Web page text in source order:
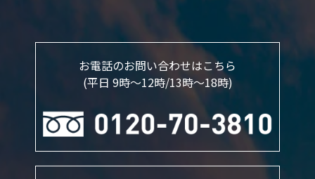
お電話のお問い合わせはこちら
(平日 9時～12時/13時〜18時)